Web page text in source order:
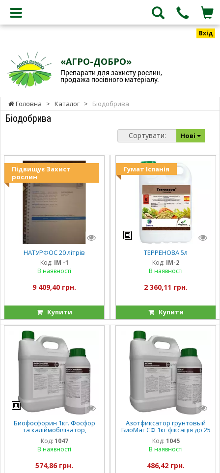
Вхід
«АГРО-ДОБРО»
Препарати для захисту рослин,
продажа посівного матеріалу.
Головна > Каталог > Біодобрива
Біодобрива
Сортувати: Нові
Підвищує Захист
рослин
НАТУРФОС 20 літрів
Код: ІМ -1
В наявності
9 409,40 грн.
Купити
Гумат Іспанія
ТЕРРЕНОВА 5л
Код: ІМ-2
В наявності
2 360,11 грн.
Купити
Биофосфорин 1кг. Фосфор
та каліймобілізатор,
компенсація до 40 кг
фосфору і 20 кг калію в д.р
Код: 1047
В наявності
574,86 грн.
Азотфиксатор грунтовый
БиоМаг СФ 1кг фіксація до 25
кг азоту в діючій речовині
Bacillus azotofixans
Код: 1045
В наявності
486,42 грн.